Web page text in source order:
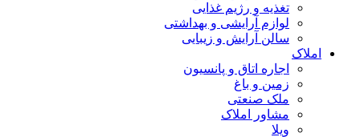
تغذیه و رژیم غذایی
لوازم آرایشی و بهداشتی
سالن آرایش و زیبایی
املاک
اجاره اتاق و پانسیون
زمین و باغ
ملک صنعتی
مشاور املاک
ویلا